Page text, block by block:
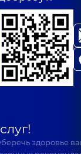
здоровье